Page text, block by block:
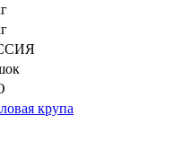
крупа